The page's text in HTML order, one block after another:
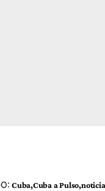
Cuba Cuba a Pulso